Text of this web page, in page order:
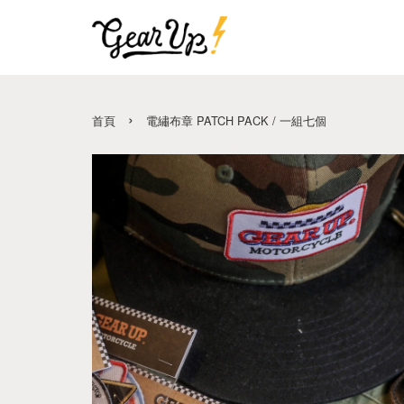
首頁 › 電繡布章 PATCH PACK / 一組七個